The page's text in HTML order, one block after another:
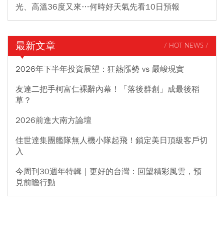
光、高溫36度又來…何時好天氣先看10日預報
最新文章 / HOT NEWS /
2026年下半年投資展望：狂熱漲勢 vs 嚴峻現實
友達二把手柯富仁裸辭內幕！「落後群創」成最後稻
草？
2026前進大南方論壇
佳世達集團艦隊無人機小隊起飛！鎖定美日頂級客戶切
入
今周刊30週年特輯｜更好的台灣：回望精彩風雲，預
見前瞻行動